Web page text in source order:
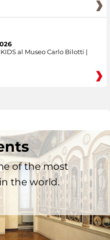
al Museo Carlo Bilotti |
of the most
the world.